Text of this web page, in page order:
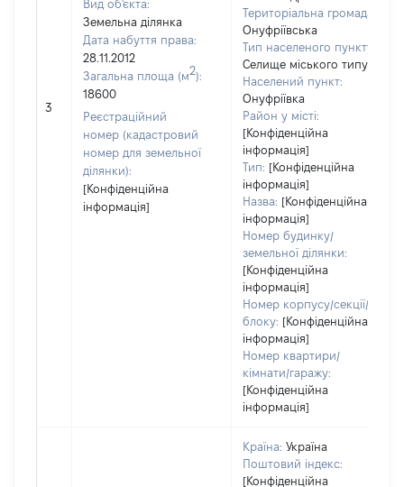
3
Вид об'єкта:
Земельна ділянка
Дата набуття права:
28.11.2012
Загальна площа (м2):
18600
Реєстраційний
номер (кадастровий
номер для земельної
ділянки):
[Конфіденційна
інформація]
Територіальна громада:
Онуфріївська
Тип населеного пункту:
Селище міського типу
Населений пункт:
Онуфріївка
Район у місті:
[Конфіденційна
інформація]
Тип: [Конфіденційна
інформація]
Назва: [Конфіденційна
інформація]
Номер будинку/
земельної ділянки:
[Конфіденційна
інформація]
Номер корпусу/секції/
блоку: [Конфіденційна
інформація]
Номер квартири/
кімнати/гаражу:
[Конфіденційна
інформація]
Країна: Україна
Поштовий індекс:
[Конфіденційна